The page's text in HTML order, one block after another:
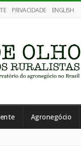
PRIVACIDADE ENGLISH
Agronegócio